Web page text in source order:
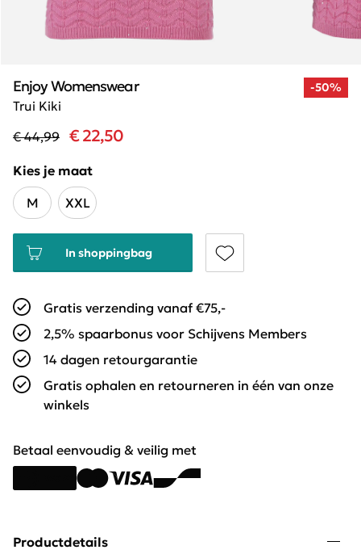
-50%
Trui Kiki
Enjoy Womenswear
€ 44,99 € 22,50
Kies je maat
M
XXL
In shoppingbag
Gratis verzending vanaf €75,-
2,5% spaarbonus voor Schijvens Members
14 dagen retourgarantie
Gratis ophalen en retourneren in één van onze
winkels
Betaal eenvoudig & veilig met
Productdetails